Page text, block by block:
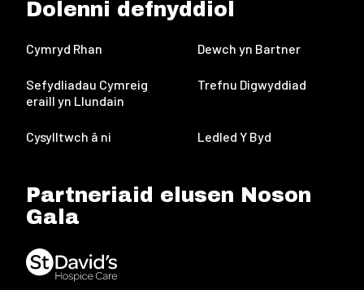
Dolenni defnyddiol
Cymryd Rhan Dewch yn Bartner
Sefydliadau Cymreig
eraill yn Llundain
Trefnu Digwyddiad
Cysylltwch â ni Ledled Y Byd
Partneriaid elusen Noson
Gala